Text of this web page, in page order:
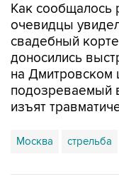
Как сообщалось
очевидцы
свадебный
доносились
на Дмитровском
подозреваемый
изъят
Москва стрельба